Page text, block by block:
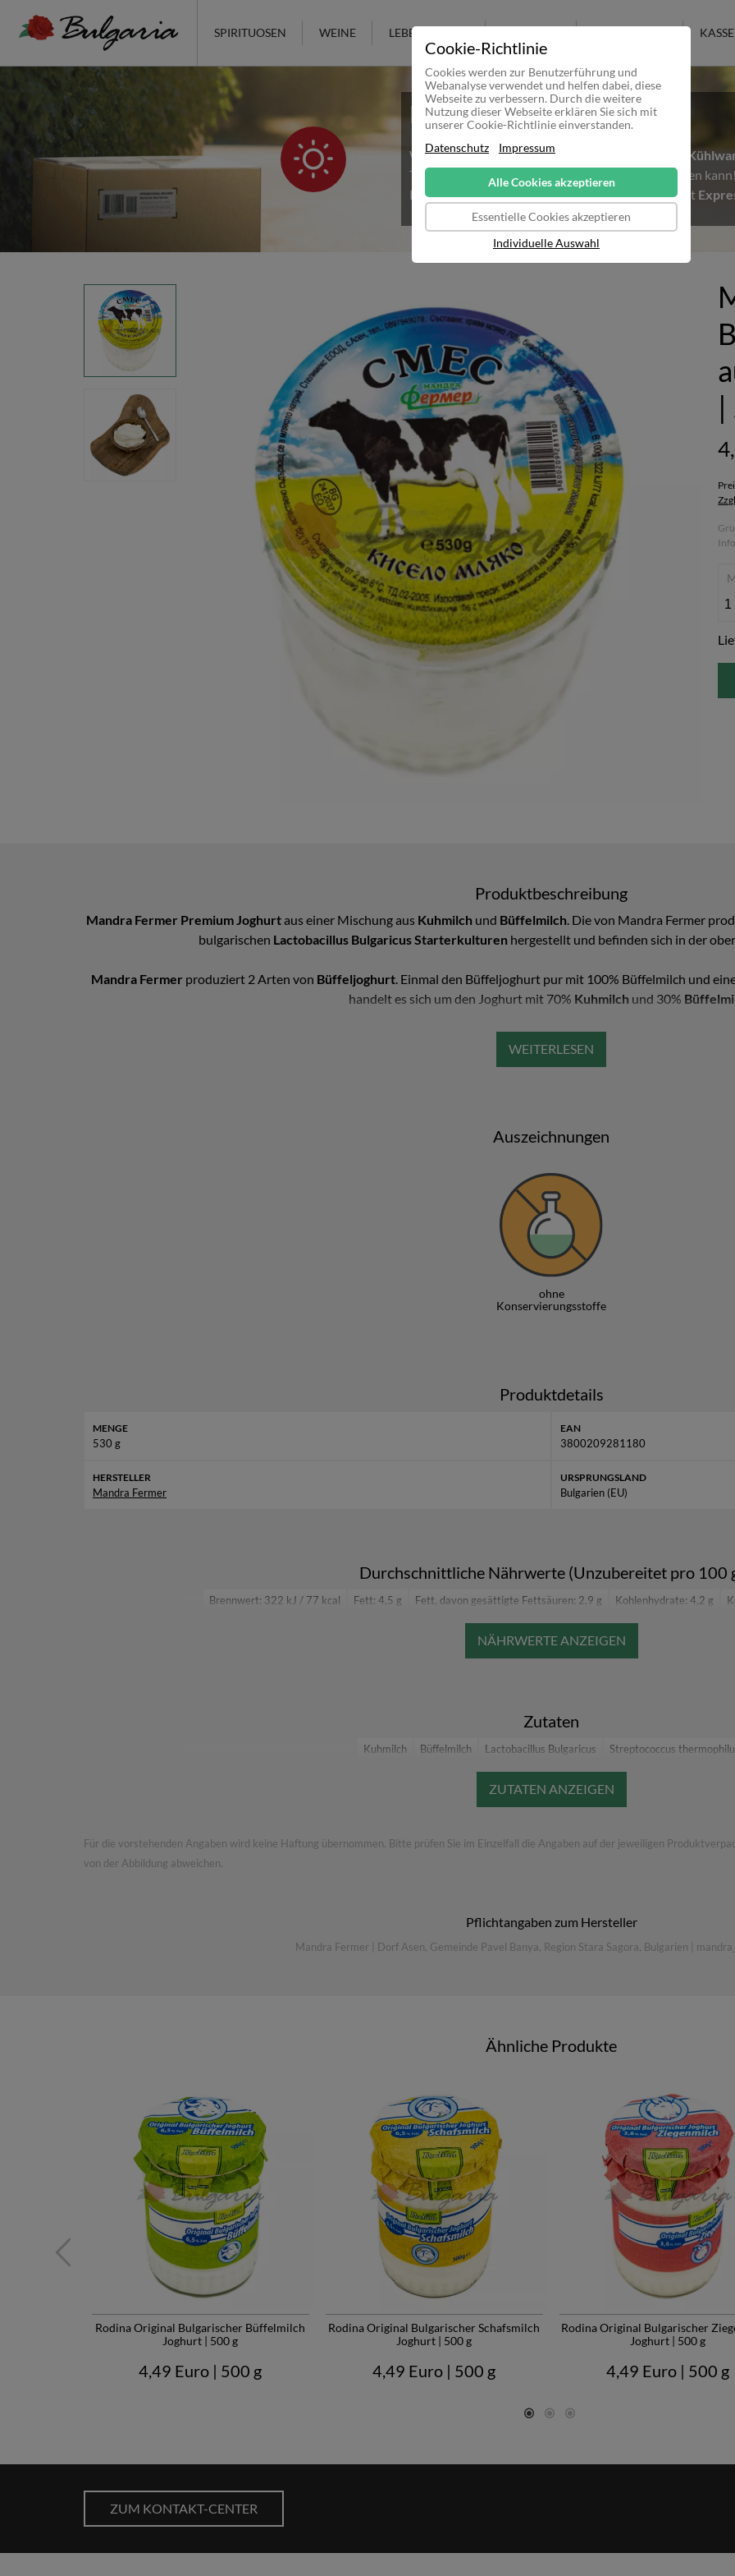
Cookie-Richtlinie
Cookies werden zur Benutzerführung und
Webanalyse verwendet und helfen dabei, diese
Webseite zu verbessern. Durch die weitere
Nutzung dieser Webseite erklären Sie sich mit
unserer Cookie-Richtlinie einverstanden.
Datenschutz
Impressum
Alle Cookies akzeptieren
Essentielle Cookies akzeptieren
Individuelle Auswahl
SPIRITUOSEN WEINE LEBENSMITTEL KASSE
Hitzewelle in Deutschland
Wir möchten alle Kunden darauf Hinweisen, dass
Temperaturen nicht mehr sicher ausgeliefert werden
Kühlware bestellen möchte, sollte daher unbedingt
|
Produktbeschreibung
Mandra Fermer Premium Joghurtaus einer Mischung aus Kuhmilchund Büffelmilch. Die von Mandra Fermer
bulgarischen Lactobacillus Bulgaricus Starterkulturenhergestellt und befinden sich in der
Mandra Fermer produziert 2 Arten von Büffeljoghurt. Einmal den Büffeljoghurt pur mit 100% Büffelmilch und
handelt es sich um den Joghurt mit 70% Kuhmilch und 30%
länger und ideal erhalten.
eingekauft, da es ihre Politik ist, bulgarische Produzenten und
Weitere Informationen
findest Du unterMandra Fermer
Auszeichnungen
ohne
Konservierungsstoffe
Produktdetails
MENGE
530 g
EAN
3800209281180
HERSTELLER
Mandra Fermer
URSPRUNGSLAND
Bulgarien (EU)
Durchschnittliche Nährwerte (Unzubereitet pro 100
Brennwert: 322 kJ / 77 kcal Fett: 4,5 g Fett, davon gesättigte Fettsäuren: 2,9 g Kohlenhydrate: 4,2 g
Eiweiß: 3,8 g
Salz: 0,12 g
Zutaten
Kuhmilch Büffelmilch Lactobacillus Bulgaricus Streptococcus
Für die vorstehenden Angaben wird keine Haftung übernommen. Bitte prüfen Sie im Einzelfall die Angaben auf der jeweiligen
von der Abbildung abweichen.
Pflichtangaben zum Hersteller
Mandra Fermer| Dorf Asen, Gemeinde Pavel Banya, Region Stara Sagora, Bulgarien
Ähnliche Produkte
Rodina Original Bulgarischer Büffelmilch
Joghurt | 500 g
4,49 Euro | 500 g
Rodina Original Bulgarischer Schafsmilch
Joghurt | 500 g
4,49 Euro | 500 g
Rodina Original Bulgarischer
Joghurt | 500 g
4,49 Euro | 500 g
ZUM KONTAKT-CENTER